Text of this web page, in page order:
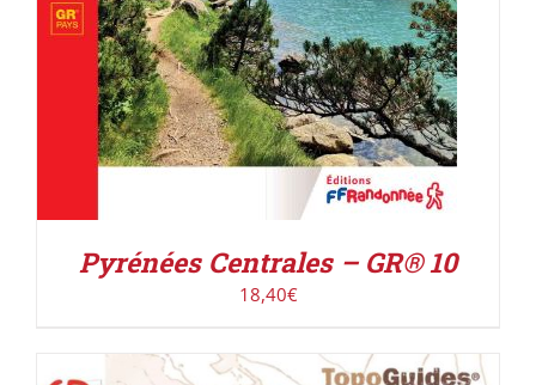
Pyrénées Centrales – GR® 10
18,40€